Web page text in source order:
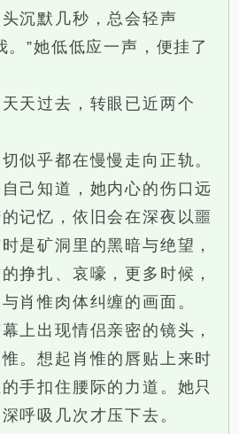
沉默几秒，总会轻声
。”她低低应一声，便挂了
过去，转眼已近两个
乎都在慢慢走向正轨。
知道，她内心的伤口远
记忆，依旧会在深夜以噩
是矿洞里的黑暗与绝望，
挣扎、哀嚎，更多时候，
肖惟肉体纠缠的画面。
出现情侣亲密的镜头，
。想起肖惟的唇贴上来时
手扣住腰际的力道。她只
呼吸几次才压下去。